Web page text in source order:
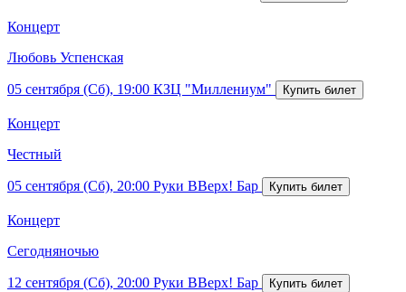
Концерт
Любовь Успенская
05 сентября (Сб), 19:00 КЗЦ "Миллениум"
Концерт
Честный
05 сентября (Сб), 20:00 Руки ВВерх! Бар
Концерт
Сегодняночью
12 сентября (Сб), 20:00 Руки ВВерх! Бар